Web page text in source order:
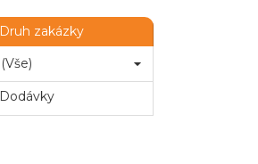
Druh zakázky
Dodávky